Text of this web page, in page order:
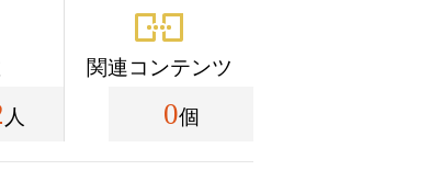
人
関連コンテンツ
0個